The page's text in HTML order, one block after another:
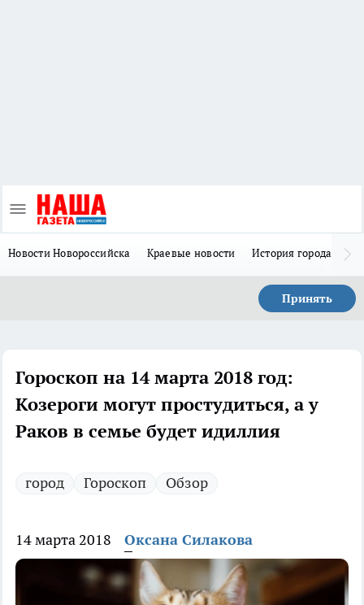
Новости Новороссийска Краевые новости История города Н
Принять
Гороскоп на 14 марта 2018 год:
Козероги могут простудиться, а у
Раков в семье будет идиллия
город Гороскоп Обзор
14 марта 2018 Оксана Силакова